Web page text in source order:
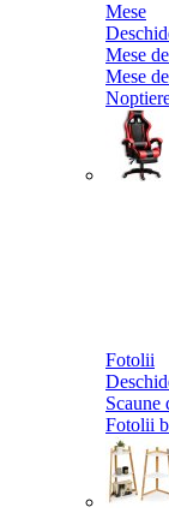
Mese
Mese
Mese
Fotolii
Scaune
Fotolii